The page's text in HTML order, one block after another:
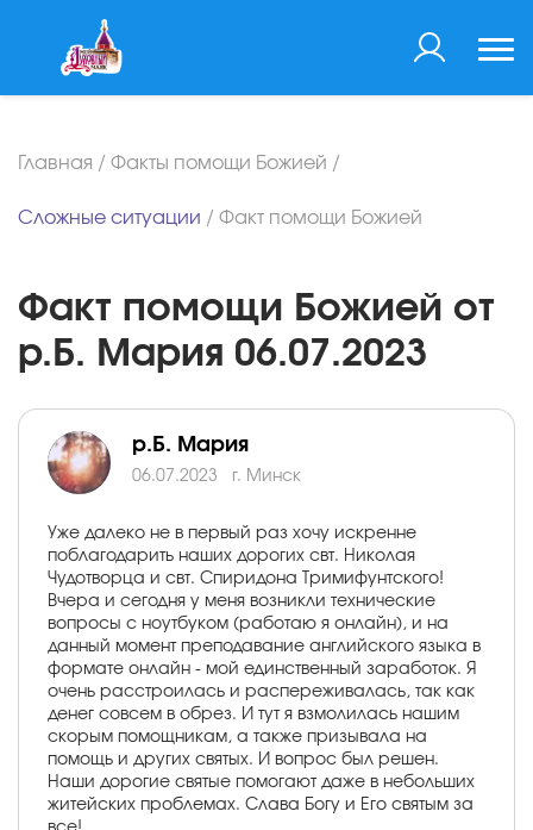
Главная / Факты помощи Божией /
Сложные ситуации / Факт помощи Божией
Факт помощи Божией от
р.Б. Мария 06.07.2023
р.Б. Мария
06.07.2023 г. Минск
Уже далеко не в первый раз хочу искренне
поблагодарить наших дорогих свт. Николая
Чудотворца и свт. Спиридона Тримифунтского!
Вчера и сегодня у меня возникли технические
вопросы с ноутбуком (работаю я онлайн), и на
данный момент преподавание английского языка в
формате онлайн - мой единственный заработок. Я
очень расстроилась и распереживалась, так как
денег совсем в обрез. И тут я взмолилась нашим
скорым помощникам, а также призывала на
помощь и других святых. И вопрос был решен.
Наши дорогие святые помогают даже в небольших
житейских проблемах. Слава Богу и Его святым за